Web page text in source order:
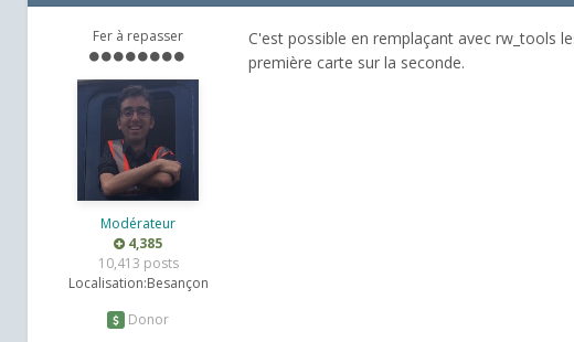
Fer à repasser
Modérateur
4,385
10,413 posts
Localisation:Besançon
Donor
C'est possible en remplaçant avec rw_tools
première carte sur la seconde.